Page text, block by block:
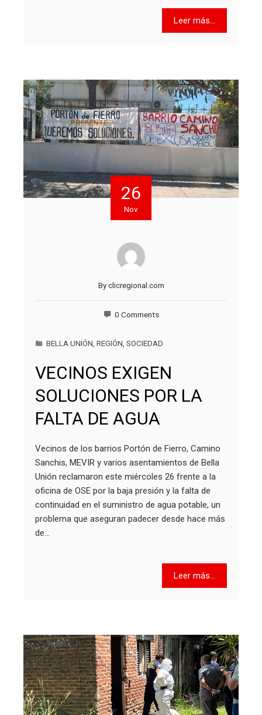
Leer más...
26
Nov
Byclicregional.com
0 Comments
BELLA UNIÓN, REGIÓN, SOCIEDAD
VECINOS EXIGEN
SOLUCIONES POR LA
FALTA DE AGUA
Vecinos de los barrios Portón de Fierro, Camino
Sanchis, MEVIR y varios asentamientos de Bella
Unión reclamaron este miércoles 26 frente a la
oficina de OSE por la baja presión y la falta de
continuidad en el suministro de agua potable, un
problema que aseguran padecer desde hace más
de…
Leer más...